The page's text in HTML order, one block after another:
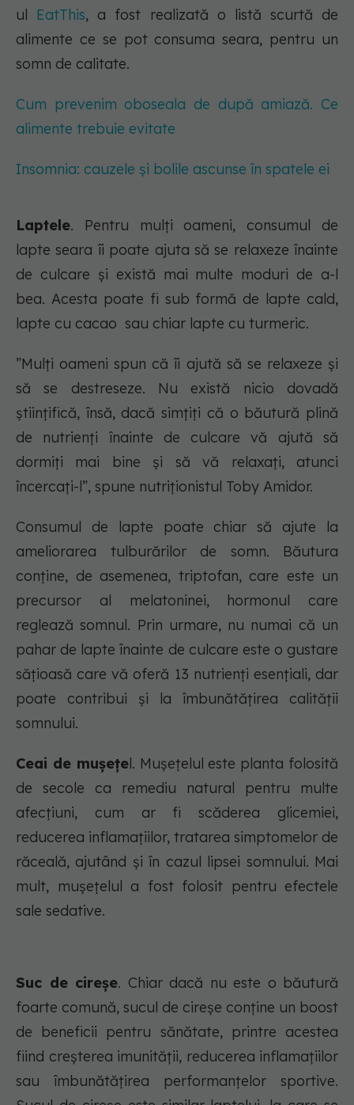
ul EatThis, a fost realizată o listă scurtă de
alimente ce se pot consuma seara, pentru un
somn de calitate.
Cum prevenim oboseala de după amiază. Ce
alimente trebuie evitate
Insomnia: cauzele și bolile ascunse în spatele ei
Laptele. Pentru mulți oameni, consumul de
lapte seara îi poate ajuta să se relaxeze înainte
de culcare și există mai multe moduri de a-l
bea. Acesta poate fi sub formă de lapte cald,
lapte cu cacao sau chiar lapte cu turmeric.
”Mulți oameni spun că îi ajută să se relaxeze și
să se destreseze. Nu există nicio dovadă
științifică, însă, dacă simțiți că o băutură plină
de nutrienți înainte de culcare vă ajută să
dormiți mai bine și să vă relaxați, atunci
încercați-l”, spune nutriționistul Toby Amidor.
Consumul de lapte poate chiar să ajute la
ameliorarea tulburărilor de somn. Băutura
conține, de asemenea, triptofan, care este un
precursor al melatoninei, hormonul care
reglează somnul. Prin urmare, nu numai că un
pahar de lapte înainte de culcare este o gustare
sățioasă care vă oferă 13 nutrienți esențiali, dar
poate contribui și la îmbunătățirea calității
somnului.
Ceai de mușețel. Mușețelul este planta folosită
de secole ca remediu natural pentru multe
afecțiuni, cum ar fi scăderea glicemiei,
reducerea inflamațiilor, tratarea simptomelor de
răceală, ajutând și în cazul lipsei somnului. Mai
mult, mușețelul a fost folosit pentru efectele
sale sedative.
Suc de cireșe. Chiar dacă nu este o băutură
foarte comună, sucul de cireșe conține un boost
de beneficii pentru sănătate, printre acestea
fiind creșterea imunității, reducerea inflamațiilor
sau îmbunătățirea performanțelor sportive.